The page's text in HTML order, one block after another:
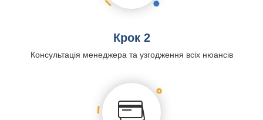
Крок 2
Консультація менеджера та узгодження всіх нюансів